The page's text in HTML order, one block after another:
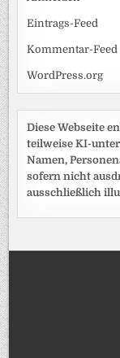
Eintrags-Feed
Kommentar-Feed
WordPress.org
Diese Webseite
teilweise KI-
Namen,
sofern nicht
ausschließlich